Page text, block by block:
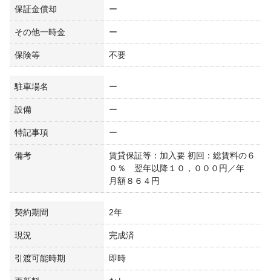
保証金償却 ー
その他一時金 ー
保険等 不要
駐車場名 ー
設備 ー
特記事項 ー
備考
賃貸保証等：加入要 初回：総賃料の６
０％ 翌年以降１０，０００円／年
月額８６４円
契約期間 2年
現況 完成済
引渡可能時期 即時